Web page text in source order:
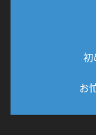
初
お